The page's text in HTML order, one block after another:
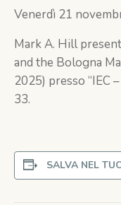
Venerdì 21
Mark A. Hill
and the Bologna
2025) presso “IEC
33.
SALVA NEL